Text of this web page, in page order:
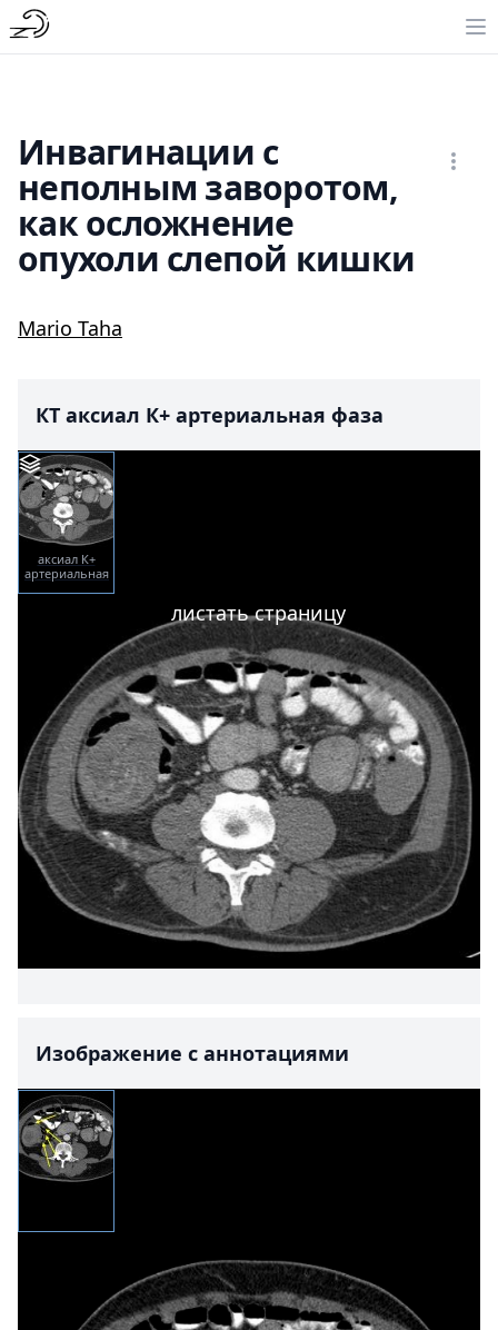
Инвагинации с
неполным заворотом,
как осложнение
опухоли слепой кишки
Mario Taha
КТ аксиал К+ артериальная фаза
аксиал К+
артериальная
листать страницу
Изображение с аннотациями